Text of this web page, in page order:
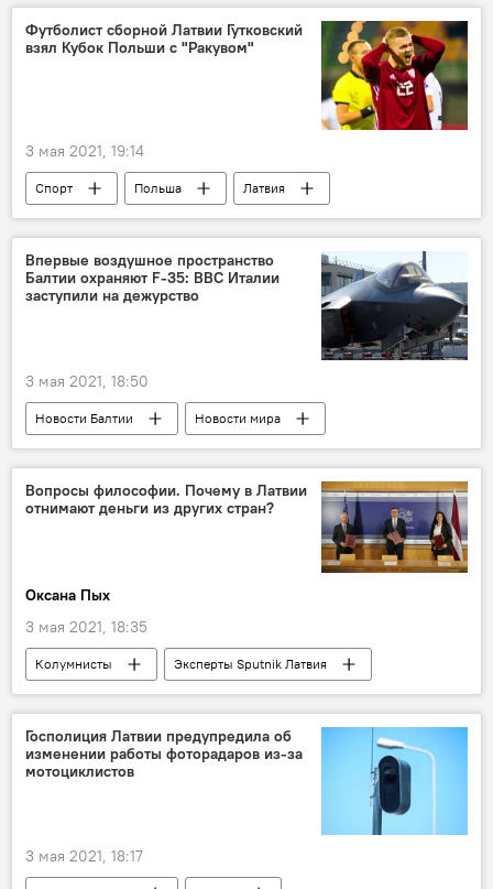
нацизм
провокация
Футболист сборной Латвии Гутковский
взял Кубок Польши с "Ракувом"
3 мая 2021, 19:14
Спорт Польша
Латвия
футбол
Владислав Гутковский
Впервые воздушное пространство
Балтии охраняют F-35: ВВС Италии
заступили на дежурство
3 мая 2021, 18:50
Новости Балтии
Новости мира
Эстония
НАТО оборона
Вопросы философии. Почему в Латвии
отнимают деньги из других стран?
Оксана Пых
3 мая 2021, 18:35
Колумнисты
Эксперты Sputnik Латвия
Латвия
отмывание денег
Кришьянис Кариньш
ABLV Bank
Госполиция Латвии предупредила об
изменении работы фоторадаров из-за
мотоциклистов
3 мая 2021, 18:17